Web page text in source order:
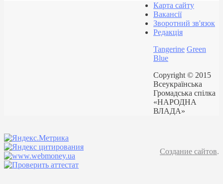
Карта сайту
Вакансії
Зворотний зв'язок
Редакція
Tangerine Green
Blue
Copyright © 2015
Всеукраїнська
Громадська спілка
«НАРОДНА
ВЛАДА»
Создание сайтов.